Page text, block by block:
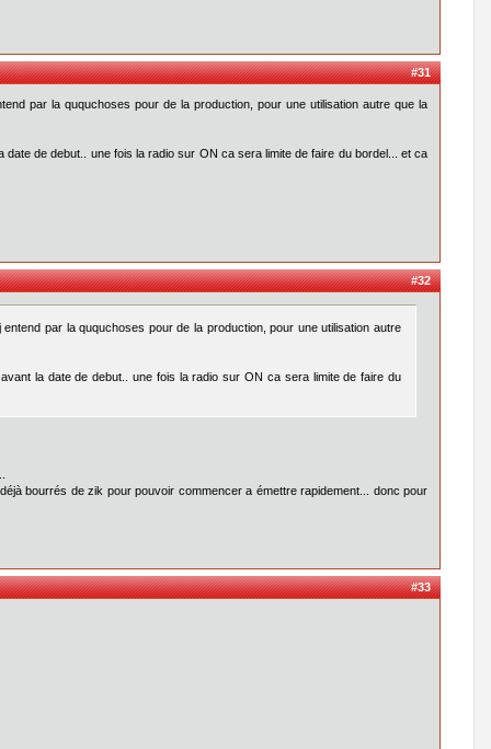
#31
par la ququchoses pour de la production, pour une utilisation autre que la
de debut.. une fois la radio sur ON ca sera limite de faire du bordel... et ca
#32
par la ququchoses pour de la production, pour une utilisation autre
la date de debut.. une fois la radio sur ON ca sera limite de faire du
bourrés de zik pour pouvoir commencer a émettre rapidement... donc pour
#33